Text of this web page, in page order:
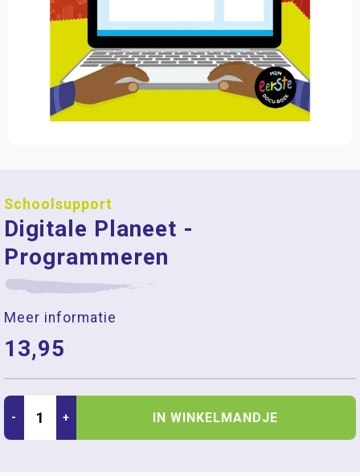
Schoolsupport
Digitale Planeet -
Programmeren
Meer informatie
13,95
- + IN WINKELMANDJE